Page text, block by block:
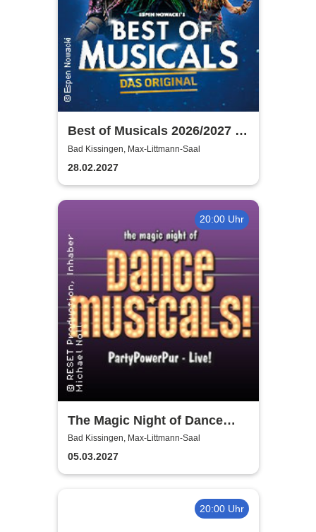
Best of Musicals 2026/2027 -
Highlights aus über 20
Musicals
Bad Kissingen, Max-Littmann-Saal
28.02.2027
20:00 Uhr
The Magic Night of Dance
Musicals
Bad Kissingen, Max-Littmann-Saal
05.03.2027
20:00 Uhr